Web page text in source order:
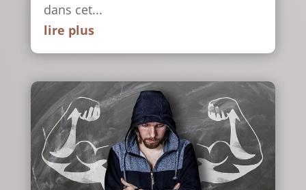
dans cet...
lire plus